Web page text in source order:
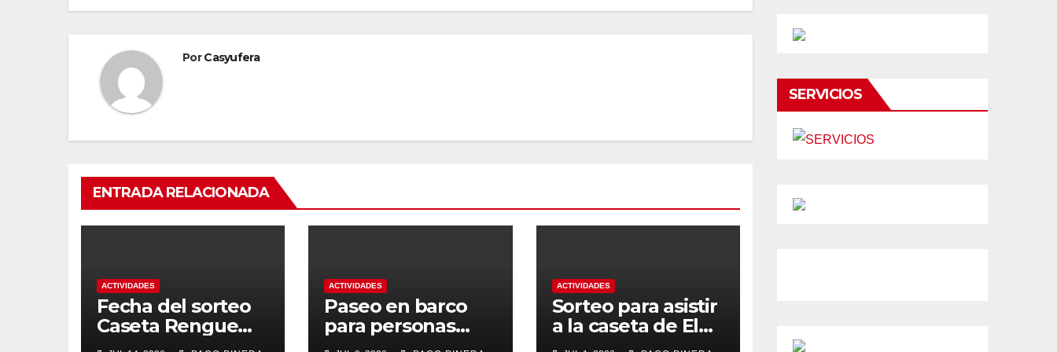
entradas
PorCasyufera
ENTRADA RELACIONADA
ACTIVIDADES
Fecha del sorteo
Caseta Rengue
Feria de Málaga
ACTIVIDADES
Paseo en barco
para personas
mayores
ACTIVIDADES
Sorteo para asistir
a la caseta de El
Rengue, Feria de
SERVICIOS